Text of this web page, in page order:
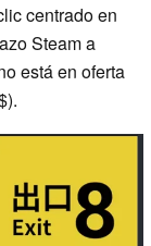
centrado en
Steam a
está en oferta